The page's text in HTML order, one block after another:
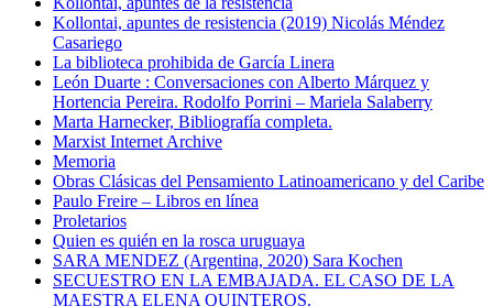
Kollontai, apuntes de resistencia (2019) Nicolás Méndez
Casariego
La biblioteca prohibida de García Linera
León Duarte : Conversaciones con Alberto Márquez y
Hortencia Pereira. Rodolfo Porrini – Mariela Salaberry
Marta Harnecker, Bibliografía completa.
Marxist Internet Archive
Memoria
Obras Clásicas del Pensamiento Latinoamericano y del Caribe
Paulo Freire – Libros en línea
Proletarios
Quien es quién en la rosca uruguaya
SARA MENDEZ (Argentina, 2020) Sara Kochen
SECUESTRO EN LA EMBAJADA. EL CASO DE LA
MAESTRA ELENA QUINTEROS.